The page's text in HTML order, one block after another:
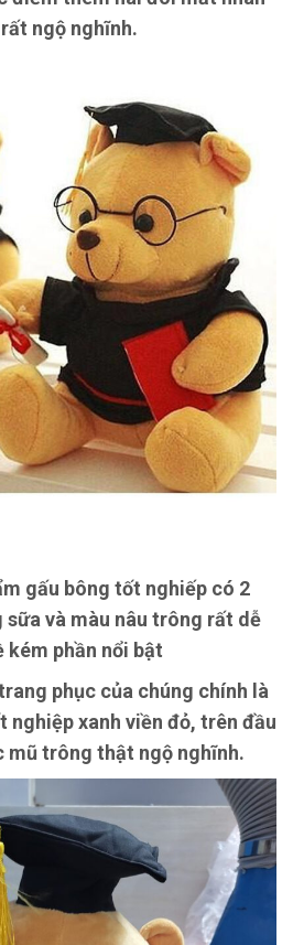
ngộ nghĩnh.
gấu bông tốt nghiếp có 2
và màu nâu trông rất dễ
kém phần nổi bật
phục của chúng chính là
nghiệp xanh viền đỏ, trên đầu
mũ trông thật ngộ nghĩnh.